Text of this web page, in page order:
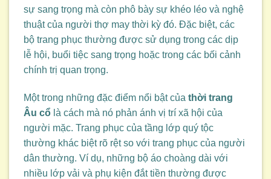
sự sang trọng mà còn phô bày sự khéo léo và nghệ
thuật của người thợ may thời kỳ đó. Đặc biệt, các
bộ trang phục thường được sử dụng trong các dịp
lễ hội, buổi tiệc sang trọng hoặc trong các bối cảnh
chính trị quan trọng.
Một trong những đặc điểm nổi bật của thời trang
Âu cổ là cách mà nó phản ánh vị trí xã hội của
người mặc. Trang phục của tầng lớp quý tộc
thường khác biệt rõ rệt so với trang phục của người
dân thường. Ví dụ, những bộ áo choàng dài với
nhiều lớp vải và phụ kiện đắt tiền thường được